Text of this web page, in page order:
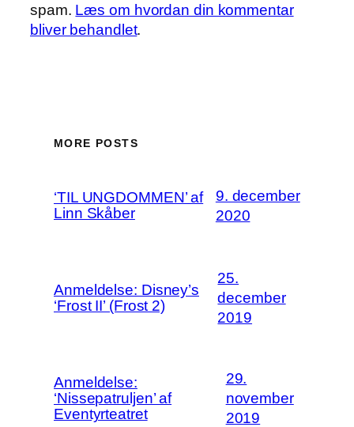
spam. Læs om hvordan din kommentar
bliver behandlet.
MORE POSTS
‘TIL UNGDOMMEN’ af
Linn Skåber
9. december
2020
Anmeldelse: Disney’s
‘Frost II’ (Frost 2)
25.
december
2019
Anmeldelse:
‘Nissepatruljen’ af
Eventyrteatret
29.
november
2019